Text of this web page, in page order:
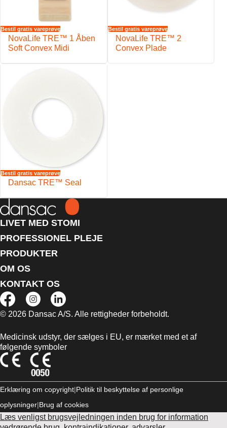
Bestil gratis vareprøve
NovaLife TRE™ 1 Åben
Soft Convex Midi
Bestil gratis vareprøve
NovaLife TRE™ 2
Convex Plade
Bestil gratis vareprøve
Dansac TRE™ Seal
LIVET MED STOMI
PROFESSIONEL PLEJE
PRODUKTER
OM OS
KONTAKT OS
© 2026 Dansac A/S. Alle rettigheder forbeholdt.
Medicinsk udstyr, der sælges i EU, er mærket med et af
følgende symboler
Erklæring om copyright Politik til beskyttelse af personlige
oplysninger Brug af cookies
Læs venligst brugsvejledningen inden brug for information